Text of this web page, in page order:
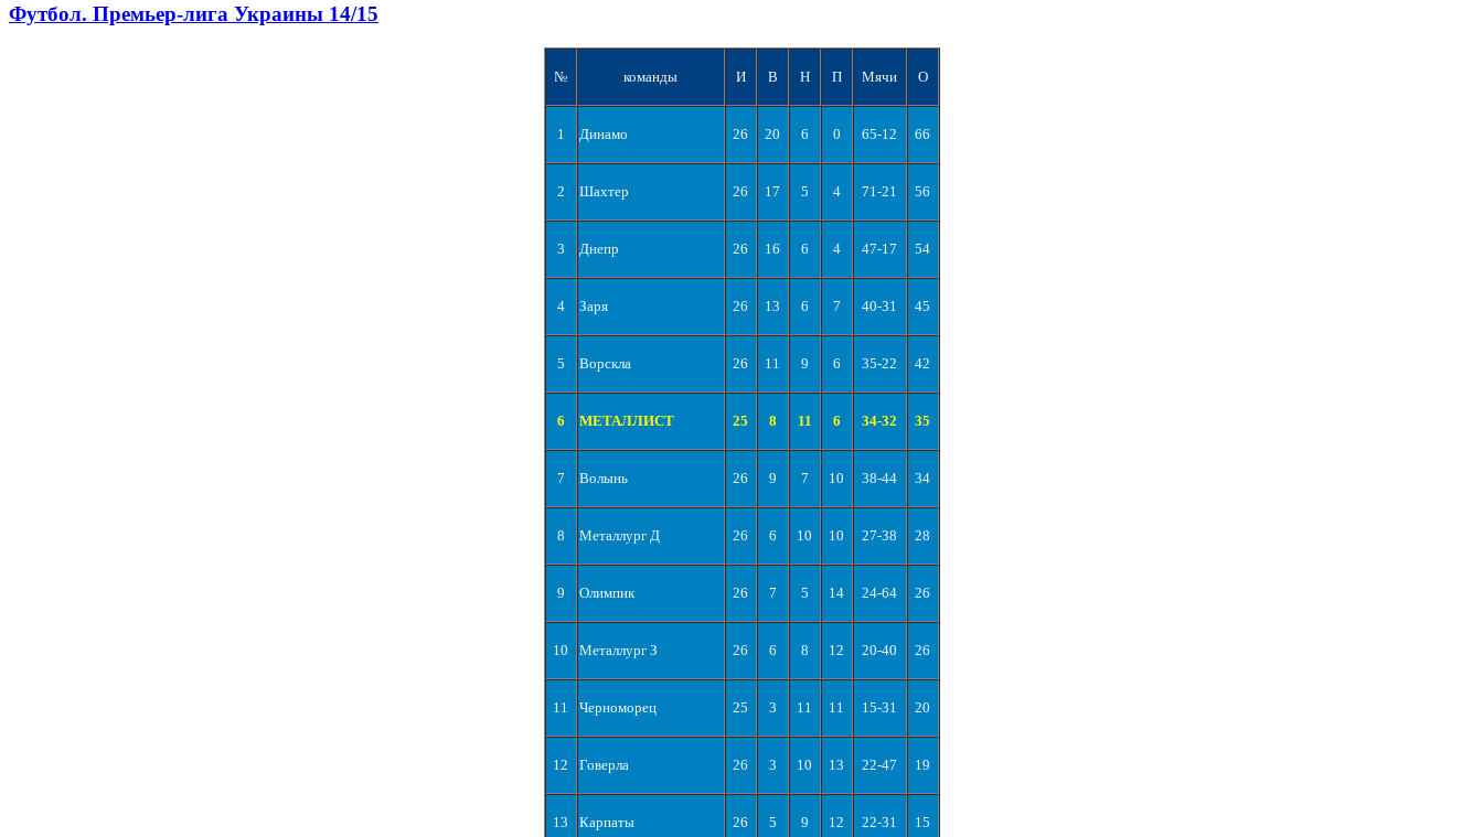
Футбол. Премьер-лига Украины 14/15
№ команды И В Н П Мячи О
1 Динамо 26 20 6 0 65-12 66
2 Шахтер 26 17 5 4 71-21 56
3 Днепр 26 16 6 4 47-17 54
4 Заря 26 13 6 7 40-31 45
5 Ворскла 26 11 9 6 35-22 42
6 МЕТАЛЛИСТ 25 8 11 6 34-32 35
7 Волынь 26 9 7 10 38-44 34
8 Металлург Д 26 6 10 10 27-38 28
9 Олимпик 26 7 5 14 24-64 26
10 Металлург З 26 6 8 12 20-40 26
11 Черноморец 25 3 11 11 15-31 20
12 Говерла 26 3 10 13 22-47 19
13 Карпаты 26 5 9 12 22-31 15